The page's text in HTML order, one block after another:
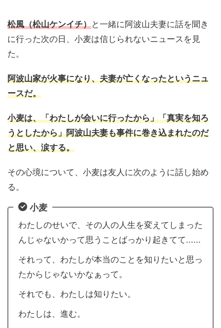
松風（松山ケンイチ）と一緒に阿波山夫妻に話を聞き
に行った次の日、小麦は信じられないニュースを見
た。
阿波山家が火事になり、夫妻が亡くなったというニュ
ースだ。
小麦は、「わたしが会いに行ったから」「真実を知ろ
うとしたから」阿波山夫妻も事件に巻き込まれたのだ
と思い、涙する。
その心境について、小麦は友人に次のように話し始め
る。
小麦
わたしのせいで、その人の人生を変えてしまった
んじゃないかって思うことばっかり起きてて......
それって、わたしが本当のことを知りたいと思っ
たからじゃないかなぁって。
それでも、わたしは知りたい。
わたしは、進む。